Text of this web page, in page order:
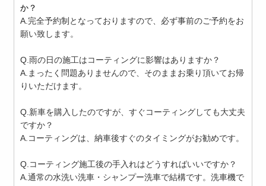
か？
A.完全予約制となっておりますので、必ず事前のご予約をお
願い致します。
Q.雨の日の施工はコーティングに影響はありますか？
A.まったく問題ありませんので、そのままお乗り頂いてお帰
りいただけます。
Q.新車を購入したのですが、すぐコーティングしても大丈夫
ですか？
A.コーティングは、納車後すぐのタイミングがお勧めです。
Q.コーティング施工後の手入れはどうすればいいですか？
A.通常の水洗い洗車・シャンプー洗車で結構です。洗車機で